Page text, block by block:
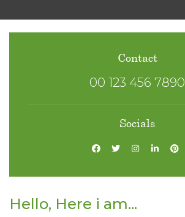
Contact
00 123 456 7890
Socials
Hello, Here i am...